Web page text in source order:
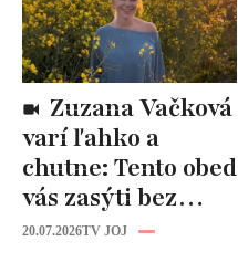
varí ľahko a
chutne: Tento obed
vás zasýti bez
zbytočných kalórií
20.07.2026TV JOJ